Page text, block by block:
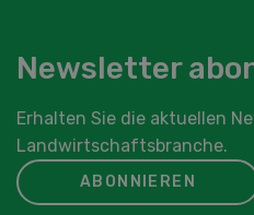
Newsletter
Erhalten Sie die aktuellen
Landwirtschaftsbranche.
ABONNIEREN